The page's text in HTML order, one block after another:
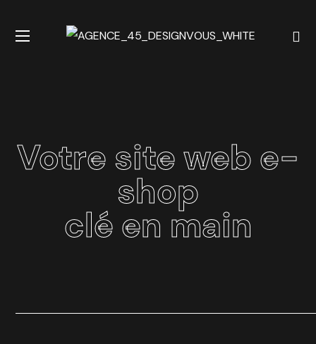
Votre site web e-
shop
clé en main